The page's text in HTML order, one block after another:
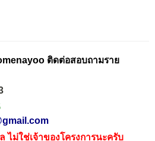
ติดต่อสอบถามราย
ไม่ใช่เจ้าของโครงการนะครับ